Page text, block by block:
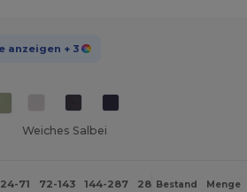
anzeigen + 3
Weiches Salbei
24-71 72-143 144-287 288 + Mehr
Bestand Menge